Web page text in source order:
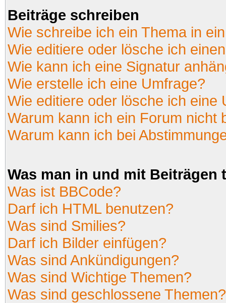
Beiträge schreiben
Wie schreibe ich ein Thema in
Wie editiere oder lösche ich
Wie kann ich eine Signatur
Wie erstelle ich eine Umfrage?
Wie editiere oder lösche ich eine
Warum kann ich ein Forum nicht
Warum kann ich bei
Was man in und mit Beiträgen
Was ist BBCode?
Darf ich HTML benutzen?
Was sind Smilies?
Darf ich Bilder einfügen?
Was sind Ankündigungen?
Was sind Wichtige Themen?
Was sind geschlossene Themen?